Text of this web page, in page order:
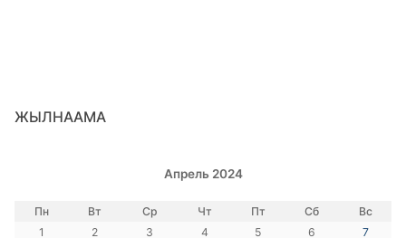
ЖЫЛНААМА
Апрель 2024
Пн Вт Ср Чт Пт Сб
Вс
1
2 3 4 5 6
7